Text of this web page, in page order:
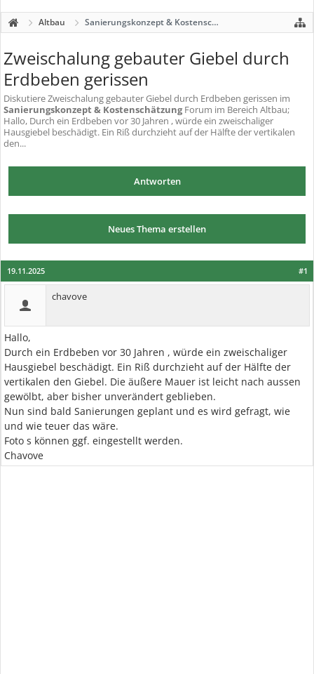
Altbau Sanierungskonzept & Kostenschätzung
Zweischalung gebauter Giebel durch
Erdbeben gerissen
DiskutiereZweischalung gebauter Giebel durch Erdbeben gerissen im
Sanierungskonzept & Kostenschätzung Forum im Bereich Altbau;
Hallo, Durch ein Erdbeben vor 30 Jahren , würde ein zweischaliger
Hausgiebel beschädigt. Ein Riß durchzieht auf der Hälfte der vertikalen
den...
Antworten
Neues Thema erstellen
#1
19.11.2025
chavove
Hallo,
Durch ein Erdbeben vor 30 Jahren , würde ein zweischaliger
Hausgiebel beschädigt. Ein Riß durchzieht auf der Hälfte der
vertikalen den Giebel. Die äußere Mauer ist leicht nach aussen
gewölbt, aber bisher unverändert geblieben.
Nun sind bald Sanierungen geplant und es wird gefragt, wie
und wie teuer das wäre.
Foto s können ggf. eingestellt werden.
Chavove